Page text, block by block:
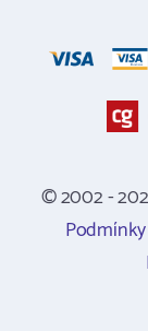
© 2002 -